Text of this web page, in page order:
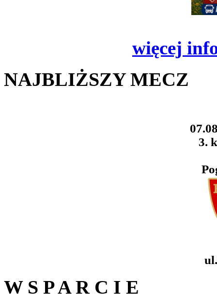
więcej
NAJBLIŻSZY MECZ
3.
W S P A R C I E